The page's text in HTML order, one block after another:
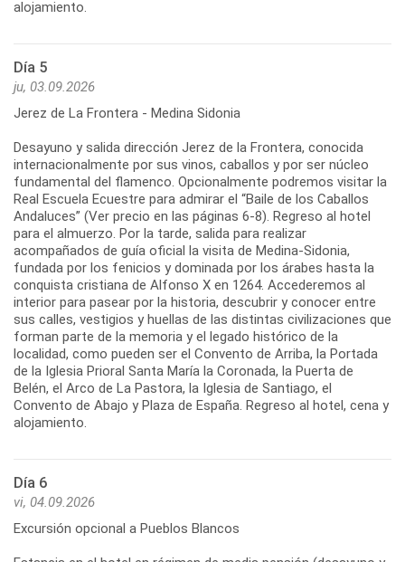
Día 5
ju, 03.09.2026
Jerez de La Frontera - Medina Sidonia
Desayuno y salida dirección Jerez de la Frontera, conocida
internacionalmente por sus vinos, caballos y por ser núcleo
fundamental del flamenco. Opcionalmente podremos visitar la
Real Escuela Ecuestre para admirar el “Baile de los Caballos
Andaluces” (Ver precio en las páginas 6-8). Regreso al hotel
para el almuerzo. Por la tarde, salida para realizar
acompañados de guía oficial la visita de Medina-Sidonia,
fundada por los fenicios y dominada por los árabes hasta la
conquista cristiana de Alfonso X en 1264. Accederemos al
interior para pasear por la historia, descubrir y conocer entre
sus calles, vestigios y huellas de las distintas civilizaciones que
forman parte de la memoria y el legado histórico de la
localidad, como pueden ser el Convento de Arriba, la Portada
de la Iglesia Prioral Santa María la Coronada, la Puerta de
Belén, el Arco de La Pastora, la Iglesia de Santiago, el
Convento de Abajo y Plaza de España. Regreso al hotel, cena y
Día 6
vi, 04.09.2026
Excursión opcional a Pueblos Blancos